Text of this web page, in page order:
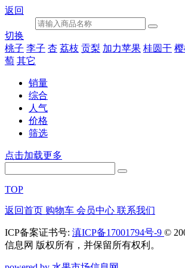
返回
切换
桃子 李子 杏 荔枝 贡梨 加力苹果 桂圆干
萄 其它
销量
综合
人气
价格
筛选
点击加载更多
TOP
返回首页 购物车 会员中心 联系我们
ICP备案证书号: 滇ICP备17001794号-9 ©
信息网 版权所有，并保留所有权利。